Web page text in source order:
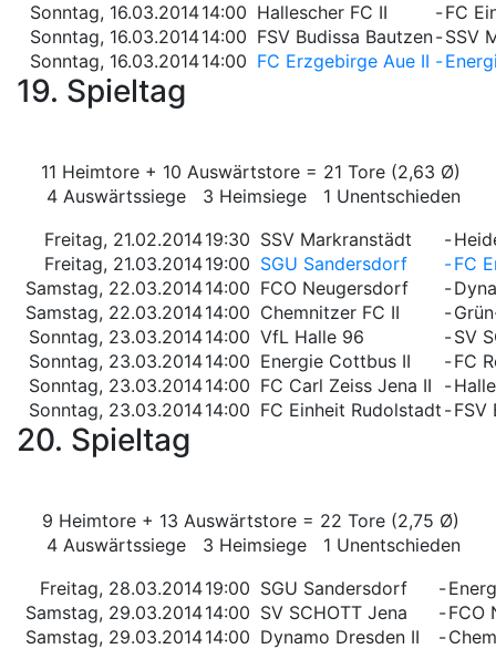
Sonntag, 16.03.201414:00 Hallescher FC II -FC
Sonntag, 16.03.201414:00 FSV Budissa Bautzen-SSV
Sonntag, 16.03.201414:00 FC Erzgebirge Aue II -
19. Spieltag
11 Heimtore + 10 Auswärtstore = 21 Tore (2,63 Ø)
4 Auswärtssiege 3 Heimsiege 1 Unentschieden
Freitag, 21.02.201419:30 SSV Markranstädt -
Freitag, 21.03.201419:00 SGU Sandersdorf -FC
Samstag, 22.03.201414:00 FCO Neugersdorf -
Samstag, 22.03.201414:00 Chemnitzer FC II -
Sonntag, 23.03.201414:00 VfL Halle 96 -SV
Sonntag, 23.03.201414:00 Energie Cottbus II -FC
Sonntag, 23.03.201414:00 FC Carl Zeiss Jena II -
Sonntag, 23.03.201414:00 FC Einheit Rudolstadt -FSV
20. Spieltag
9 Heimtore + 13 Auswärtstore = 22 Tore (2,75 Ø)
4 Auswärtssiege 3 Heimsiege 1 Unentschieden
Freitag, 28.03.201419:00 SGU Sandersdorf -
Samstag, 29.03.201414:00 SV SCHOTT Jena -FCO
Samstag, 29.03.201414:00 Dynamo Dresden II -